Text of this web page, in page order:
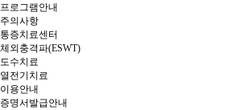
프로그램안내
주의사항
통증치료센터
체외충격파(ESWT)
도수치료
열전기치료
이용안내
증명서발급안내